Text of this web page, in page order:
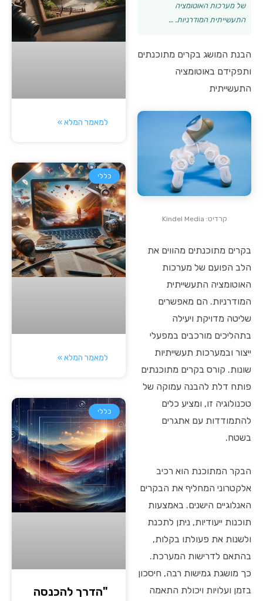
של מערכות האוטומציה
התעשייתית המודרניות. …
הבנת המושג בקרים מתוכנתים
ותפקידם באוטומציה
התעשייתית
קרדיט: Kindel Media
בקרים מתוכנתים מהווים את
הלב הפועם של מערכות
האוטומציה התעשייתית
המודרניות. הם מאפשרים
שליטה מדויקת ויעילה
בתהליכים מורכבים במפעלי
ייצור ובמערכות תעשייתיות
שונות. קורס בקרים מתוכנתים
פותח דלת להבנה עמוקה של
טכנולוגיה זו, ומציע כלים
להתמודדות עם אתגרים
בשטח.
הבקר המתוכנת הוא רכיב
אלקטרוני המחליף את הבקרים
האנלוגיים הישנים. באמצעות
תוכנות ייעודיות, ניתן לתכנת
ולשנות את פעולתו בקלות,
בהתאם לדרישות המערכת.
כך מושגת גמישות רבה, חיסכון
בזמן ועלויות ויכולת התאמה
למאמר המלא »
כללי
למאמר המלא »
כללי
"הדרך להכנסה